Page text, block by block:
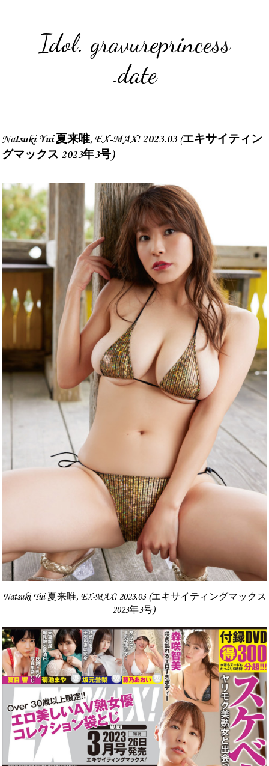
Idol. gravureprincess
.date
Natsuki Yui 夏来唯, EX-MAX! 2023.03 (エキサイティン
グマックス 2023年3号)
Natsuki Yui 夏来唯, EX-MAX! 2023.03 (エキサイティングマックス
2023年3号)